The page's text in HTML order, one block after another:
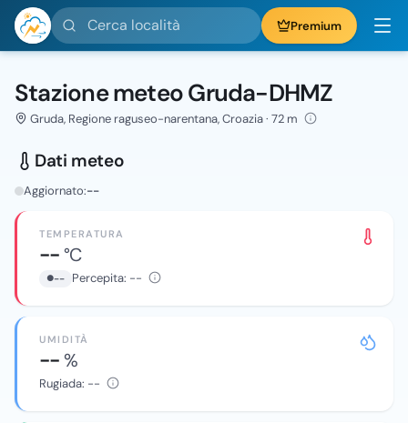
Cerca località Premium
Stazione meteo Gruda-DHMZ
Gruda, Regione raguseo-narentana, Croazia · 72 m
Dati meteo
Aggiornato:--
TEMPERATURA
--°C
-- Percepita: --
UMIDITÀ
--%
Rugiada: --